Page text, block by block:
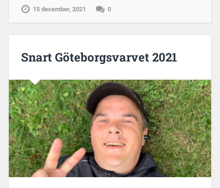
15 december, 2021 0
Snart Göteborgsvarvet 2021